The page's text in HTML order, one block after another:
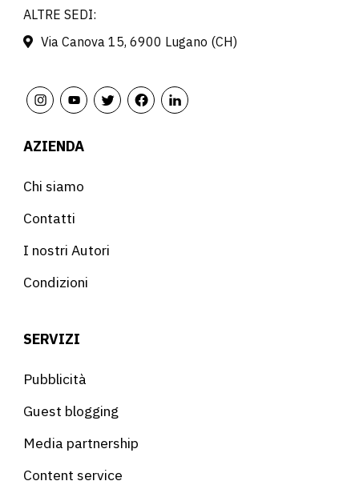
ALTRE SEDI:
Via Canova 15, 6900 Lugano (CH)
AZIENDA
Chi siamo
Contatti
I nostri Autori
Condizioni
SERVIZI
Pubblicità
Guest blogging
Media partnership
Content service